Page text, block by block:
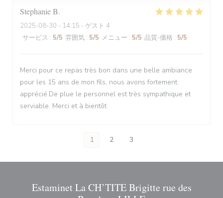
StephanieB
2025-08-30 - 14:15 - ゲスト 4
サービス : 5/5 雰囲気 : 5/5 メニュー : 5/5 品質-価格 : 5/5
Merci pour ce repas très bon dans une belle ambiance
pour les 15 ans de mon fils, nous avons fortement
apprécié.De plue le personnel est très sympathique et
serviable. Merci et à bientôt
1 2 3
Estaminet La CH’TITE Brigitte rue des